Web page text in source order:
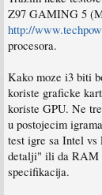
Z97 GAMING 5
http://
procesora.
Kako moze i3 biti
koriste graficke
koriste GPU. Ne
u postojecim
test igre sa Intel
detalji" ili da RAM
specifikacija.